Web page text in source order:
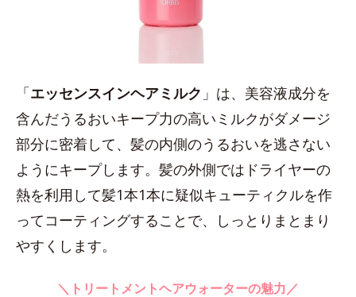
「エッセンスインヘアミルク 」は、美容液成分を
含んだうるおいキープ力の高いミルクがダメージ
部分に密着して、髪の内側のうるおいを逃さない
ようにキープします。髪の外側ではドライヤーの
熱を利用して髪1本1本に疑似キューティクルを作
ってコーティングすることで、しっとりまとまり
やすくします。
＼トリートメントヘアウォーターの魅力／